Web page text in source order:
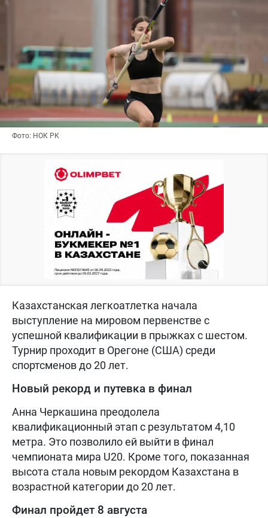
Фото: НОК РК
Казахстанская легкоатлетка начала
выступление на мировом первенстве с
успешной квалификации в прыжках с шестом.
Турнир проходит в Орегоне (США) среди
спортсменов до 20 лет.
Новый рекорд и путевка в финал
Анна Черкашина преодолела
квалификационный этап с результатом 4,10
метра. Это позволило ей выйти в финал
чемпионата мира U20. Кроме того, показанная
высота стала новым рекордом Казахстана в
возрастной категории до 20 лет.
Финал пройдет 8 августа